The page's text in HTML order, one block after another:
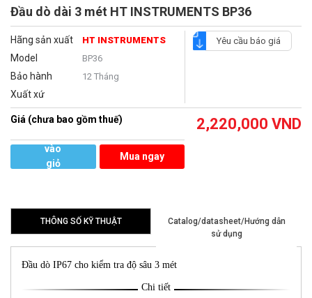
Đầu dò dài 3 mét HT INSTRUMENTS BP36
Hãng sản xuất HT INSTRUMENTS
Model BP36
Bảo hành 12 Tháng
Xuất xứ
Yêu cầu báo giá
Giá (chưa bao gồm thuế) 2,220,000 VND
vào
giỏ
Mua ngay
THÔNG SỐ KỸ THUẬT
Catalog/datasheet/Hướng dẫn
sử dụng
Đầu dò IP67 cho kiểm tra độ sâu 3 mét
Chi tiết